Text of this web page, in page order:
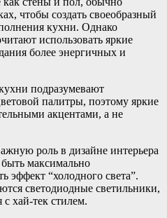
чтобы создать своеобразный
кухни. Однако
использовать яркие
более энергичных и
подразумевают
палитры, поэтому яркие
акцентами, а не
роль в дизайне интерьера
максимально
эффект “холодного света”.
светодиодные светильники,
с хай-тек стилем.